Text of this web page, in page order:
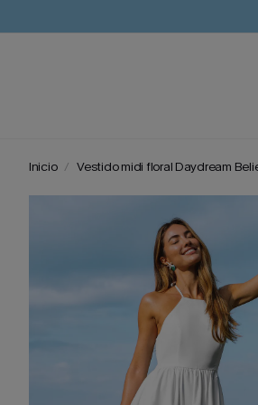
Inicio Vestido midi floral Daydream